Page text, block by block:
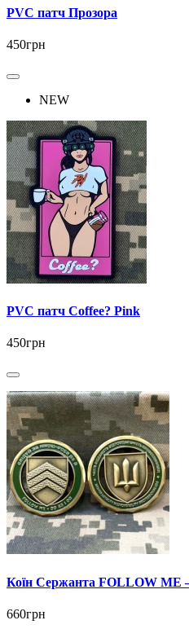
PVC патч Прозора
450грн
NEW
PVC патч Coffee? Pink
450грн
Коїн Сержанта FOLLOW ME
660грн